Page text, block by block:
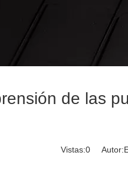
de las
Vistas:0